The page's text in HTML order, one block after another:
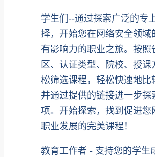
学生们--通过探索广泛的专
择，开始您在网络安全领域
有影响力的职业之旅。按照
区、认证类型、院校、授课
松筛选课程，轻松快速地比
并通过提供的链接进一步探
项。开始探索，找到促进您
职业发展的完美课程！
教育工作者 - 支持您的学生